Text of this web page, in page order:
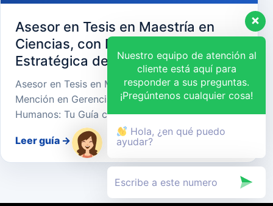
Asesor en Tesis en Maestría en
Ciencias, con Mención en Gerencia
Estratégica de Recursos Humanos
Asesor en Tesis en Maestría en Ciencias, con
Mención en Gerencia Estratégica de Recursos
Humanos: Tu Guía cara…
Leer guía →
Nuestro equipo de atención al
cliente está aquí para
responder a sus preguntas.
¡Pregúntenos cualquier cosa!
Hola, ¿en qué puedo
ayudar?